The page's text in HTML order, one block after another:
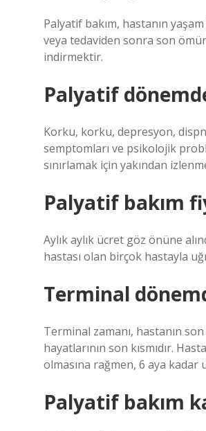
Palyatif bakım, hastanın
veya tedaviden sonra son
indirmektir.
Palyatif
Korku, korku, depresyon,
semptomları ve psikolojik
sınırlamak için yakından
Palyatif bakım
Aylık aylık ücret göz önüne
hastası olan birçok hastayla
Terminal
Terminal zamanı, hastanın
hayatlarının son kısmıdır.
olmasına rağmen, 6 aya kadar
Palyatif bakım